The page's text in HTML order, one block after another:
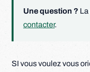
Une question ?
contacter.
SI vous voulez vous